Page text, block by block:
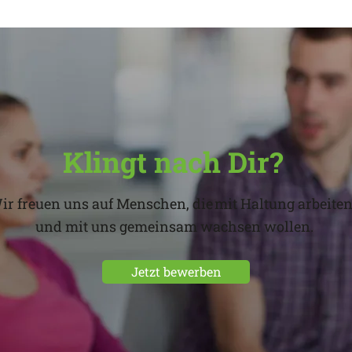
Klingt nach Dir?
freuen uns auf Menschen, die mit Haltung
und mit uns gemeinsam wachsen wollen.
Jetzt bewerben